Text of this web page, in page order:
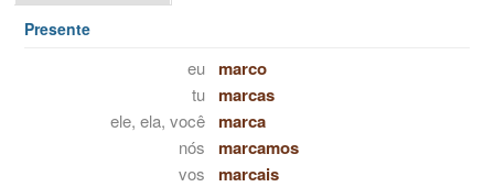
Presente
eu marco
tu marcas
ele, ela, você marca
nós marcamos
vos marcais